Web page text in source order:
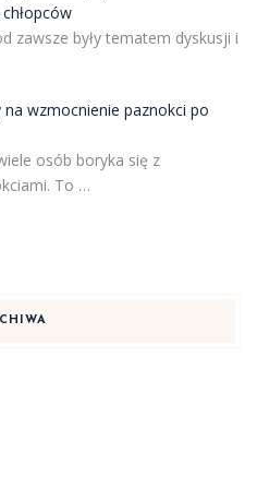
zawsze były tematem dyskusji i
wzmocnienie paznokci po
osób boryka się z
To …